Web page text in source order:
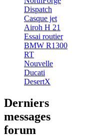
Dispatch
Casque jet
Airoh H 21
Essai routier
BMW R1300
RT
Nouvelle
Ducati
DesertX
Derniers
messages
forum